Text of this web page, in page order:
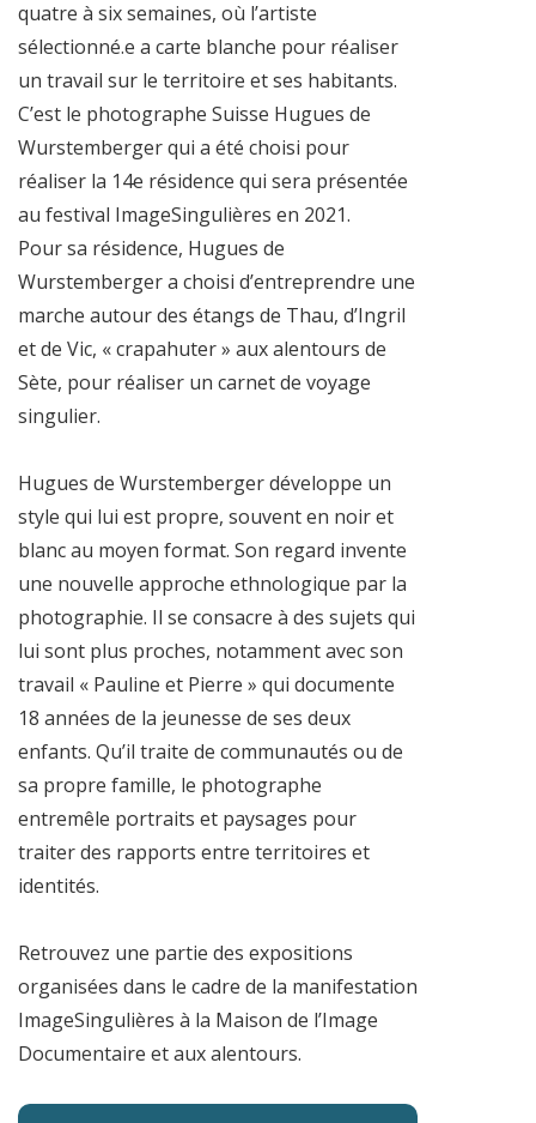
quatre à six semaines, où l’artiste
sélectionné.e a carte blanche pour réaliser
un travail sur le territoire et ses habitants.
C’est le photographe Suisse Hugues de
Wurstemberger qui a été choisi pour
réaliser la 14e résidence qui sera présentée
au festival ImageSingulières en 2021.
Pour sa résidence, Hugues de
Wurstemberger a choisi d’entreprendre une
marche autour des étangs de Thau, d’Ingril
et de Vic, « crapahuter » aux alentours de
Sète, pour réaliser un carnet de voyage
singulier.
Hugues de Wurstemberger développe un
style qui lui est propre, souvent en noir et
blanc au moyen format. Son regard invente
une nouvelle approche ethnologique par la
photographie. Il se consacre à des sujets qui
lui sont plus proches, notamment avec son
travail « Pauline et Pierre » qui documente
18 années de la jeunesse de ses deux
enfants. Qu’il traite de communautés ou de
sa propre famille, le photographe
entremêle portraits et paysages pour
traiter des rapports entre territoires et
identités.
Retrouvez une partie des expositions
organisées dans le cadre de la manifestation
ImageSingulières à la Maison de l’Image
Documentaire et aux alentours.